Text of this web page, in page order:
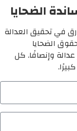
الضحايا
في تحقيق العدالة
الضحايا
وإنصافًا. كل